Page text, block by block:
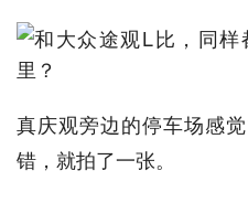
真庆观旁边的停车场感
错，就拍了一张。